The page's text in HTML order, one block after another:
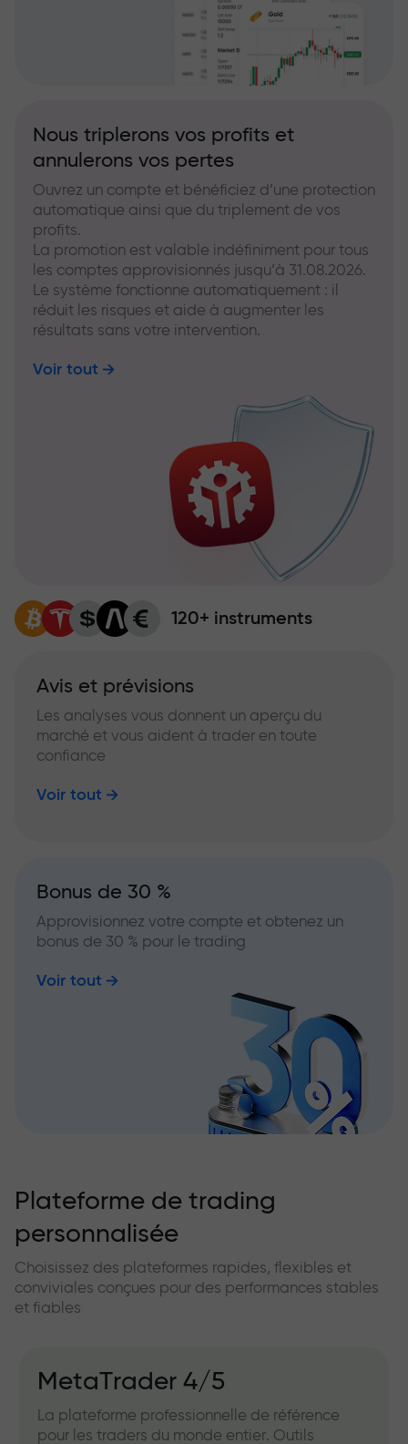
Nous triplerons vos profits et
annulerons vos pertes
Ouvrez un compte et bénéficiez d’une protection
automatique ainsi que du triplement de vos
profits.
La promotion est valable indéfiniment pour tous
les comptes approvisionnés jusqu’à 31.08.2026.
Le système fonctionne automatiquement : il
réduit les risques et aide à augmenter les
résultats sans votre intervention.
Voir tout
120+ instruments
Avis et prévisions
Les analyses vous donnent un aperçu du
marché et vous aident à trader en toute
confiance
Voir tout
Bonus de 30 %
Approvisionnez votre compte et obtenez un
bonus de 30 % pour le trading
Voir tout
Plateforme de trading
personnalisée
Choisissez des plateformes rapides, flexibles et
conviviales conçues pour des performances stables
et fiables
MetaTrader 4/5
La plateforme professionnelle de référence
pour les traders du monde entier. Outils